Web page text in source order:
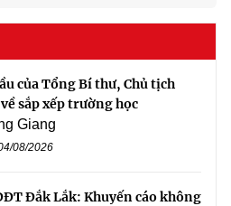
của Tổng Bí thư, Chủ tịch
sắp xếp trường học
Giang
08/2026
Đắk Lắk: Khuyến cáo không